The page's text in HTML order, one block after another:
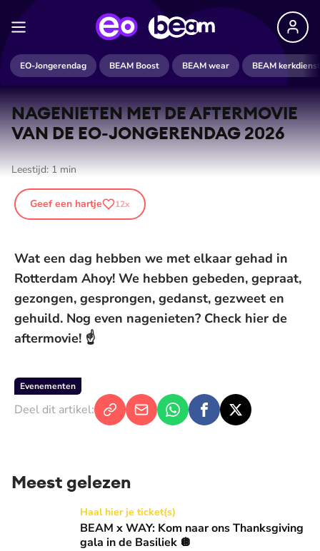
EO-Jongerendag BEAM Boost BEAM wear BEAM kerkdienst
De weergave van deze video vereist jouw
toestemming voor social media cookies.
NAGENIETEN MET DE AFTERMOVIE
VAN DE EO-JONGERENDAG 2026
Leestijd:1min
Geef een hartje 12x
Wat een dag hebben we met elkaar gehad in
Rotterdam Ahoy! We hebben gebeden, gepraat,
gezongen, gesprongen, gedanst, gezweet en
gehuild. Nog even nagenieten? Check hier de
aftermovie! ☝️
Evenementen
Deel dit artikel:
Meest gelezen
BEAM x WAY: Kom naar ons Thanksgiving gala in de
Haal hier je ticket(s)
BEAM x WAY: Kom naar ons Thanksgiving
gala in de Basiliek 🪩